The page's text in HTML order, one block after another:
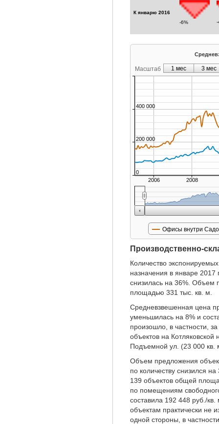
К январю 2016
-6%
-
Масштаб
Офисы внутри
2006 2008
0
200 000
400 000
1 мес 3 мес
Производственно-
Количество
назначения в январе
снизилась на 36%. Объем
площадью 331 тыс. кв. м.
Средневзвешенная цена
уменьшилась на 8% и
произошло, в частности,
объектов на
Подъемной ул. (23 000 кв.
Объем предложения
по количеству снизился
139 объектов общей
по помещениям
составила 192 448 руб./
объектам практически не
одной стороны, в